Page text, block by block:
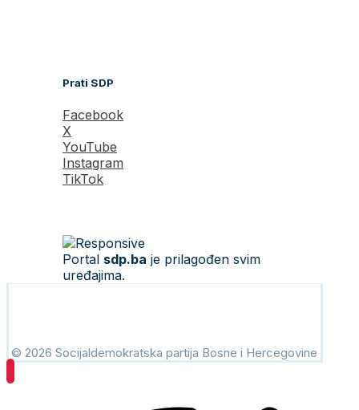
Prati SDP
Facebook
X
YouTube
Instagram
TikTok
Portal sdp.ba je prilagođen svim
uređajima.
© 2026 Socijaldemokratska partija Bosne i Hercegovine